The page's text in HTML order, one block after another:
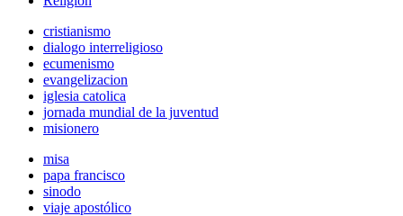
cristianismo
dialogo interreligioso
ecumenismo
evangelizacion
iglesia catolica
jornada mundial de la juventud
misionero
misa
papa francisco
sinodo
viaje apostólico